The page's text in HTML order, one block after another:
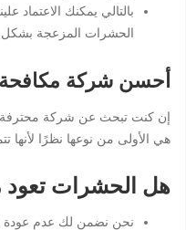
بالتالي يمكنك الاعتماد
الحشرات المزعجة بشكل
أحسن شركة
إن كنت تبحث عن شركة
هي الأولى من نوعها نظرًا لأنها
هل الحشرات
نحن نضمن لك عدم عودة